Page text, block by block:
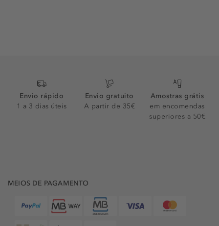
Envio rápido
1 a 3 dias úteis
Envio gratuito
A partir de 35€
Amostras grátis
em encomendas
superiores a 50€
MEIOS DE PAGAMENTO